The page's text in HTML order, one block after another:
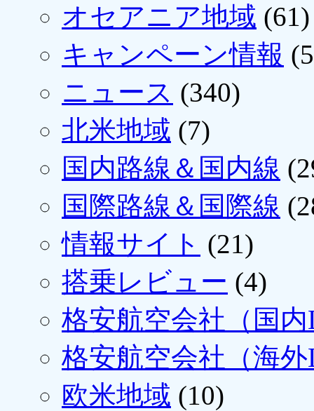
オセアニア地域 (61)
キャンペーン情報
ニュース (340)
北米地域 (7)
国内路線＆国内線
国際路線＆国際線
情報サイト (21)
搭乗レビュー (4)
格安航空会社（国
格安航空会社（海
欧米地域 (10)